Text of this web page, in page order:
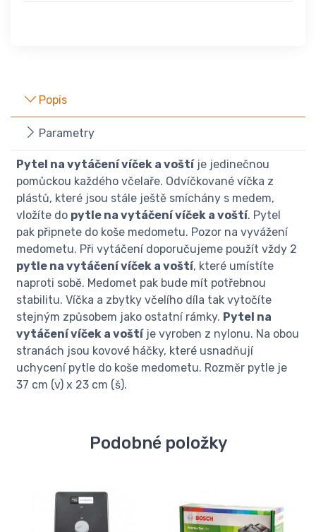
Popis
Parametry
Pytel na vytáčení víček a voštíje jedinečnou
pomůckou každého včelaře. Odvíčkované víčka z
plástů, které jsou stále ještě smíchány s medem,
vložíte do pytle na vytáčení víček a voští. Pytel
pak připnete do koše medometu. Pozor na vyvážení
medometu. Při vytáčení doporučujeme použít vždy 2
pytle na vytáčení víček a voští, které umístíte
naproti sobě. Medomet pak bude mít potřebnou
stabilitu. Víčka a zbytky včelího díla tak vytočíte
stejným způsobem jako ostatní rámky. Pytel na
vytáčení víček a voštíje vyroben z nylonu. Na obou
stranách jsou kovové háčky, které usnadňují
uchycení pytle do koše medometu. Rozměr pytle je
37 cm (v) x 23 cm (š).
Podobné položky